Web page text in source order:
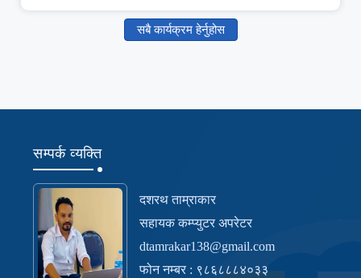
सबै कार्यक्रम हेर्नुहोस
सम्पर्क व्यक्ति
दशरथ ताम्राकार
सहायक कम्प्युटर अपरेटर
dtamrakar138@gmail.com
फोन नम्बर : ९८६८८८४०३३